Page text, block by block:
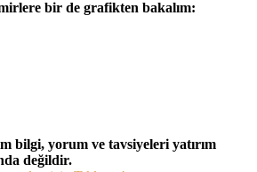
bir de grafikten bakalım:
bilgi, yorum ve tavsiyeleri yatırım
değildir.